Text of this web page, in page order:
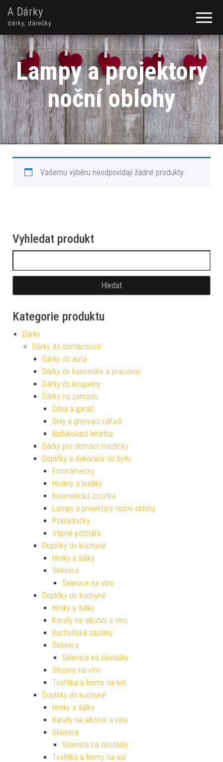
A Dárky
dárky, dárečky
Lampy a projektory
noční oblohy
Vašemu výběru neodpovídají žádné produkty.
Vyhledat produkt
Kategorie produktu
Dárky
Dárky do domácnosti
Dárky do auta
Dárky do kanceláře a pracovny
Dárky do koupelny
Dárky na zahradu
Dílna a garáž
Grily a grilovací nářadí
Nafukovací lehátka
Dárky pro domácí mazlíčky
Doplňky a dekorace do bytu
Fotorámečky
Hodiny a budíky
Kosmetická zrcátka
Lampy a projektory noční oblohy
Pokladničky
Vtipné polštáře
Doplňky do kuchyně
Hrnky a šálky
Sklenice
Sklenice na víno
Doplňky do kuchyně
Hrnky a šálky
Karafy na alkohol a víno
Kuchyňské zástěry
Sklenice
Sklenice na destiláty
Stojany na víno
Tvořítka a formy na led
Doplňky do kuchyně
Hrnky a šálky
Karafy na alkohol a víno
Sklenice
Sklenice na destiláty
Tvořítka a formy na led